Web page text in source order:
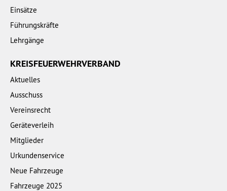
Einsätze
Führungskräfte
Lehrgänge
KREISFEUERWEHRVERBAND
Aktuelles
Ausschuss
Vereinsrecht
Geräteverleih
Mitglieder
Urkundenservice
Neue Fahrzeuge
Fahrzeuge 2025